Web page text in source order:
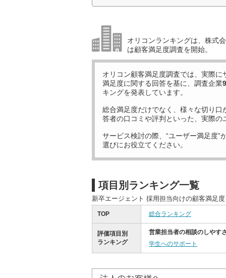
オリコンランキングは、株式
は顧客満足度調査を開始。
オリコン顧客満足度調査では、実際に
満足度に関する回答を基に、調査企業9
キングを発表しています。
総合満足度だけでなく、様々な切り口
答者の口コミや評判といった、実際
サービス検討の際、“ユーザー満足度”
選びにお役立てください。
項目別ランキング一覧
新卒エージェント 採用担当向けの顧客満足
TOP 総合ランキング
評価項目別
ランキング
営業担当者の相談のしやす
学生へのサポート